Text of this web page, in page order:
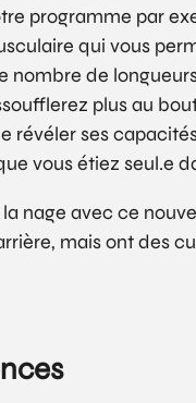
programme par
qui vous
nombre de
plus au
révéler ses
vous étiez seul.e
nage avec ce
mais ont des